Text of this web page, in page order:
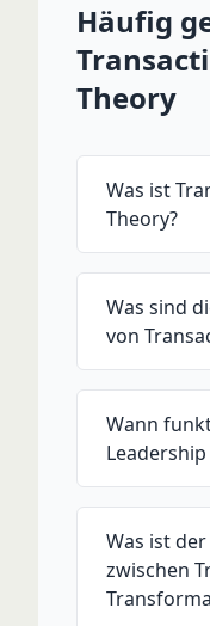
Häufig
Theory
Was ist
Theory?
Was sind
von
Wann
Was ist
zwischen